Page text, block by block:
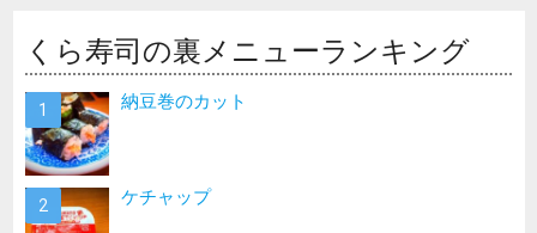
くら寿司の裏メニューランキング
納豆巻のカット
ケチャップ